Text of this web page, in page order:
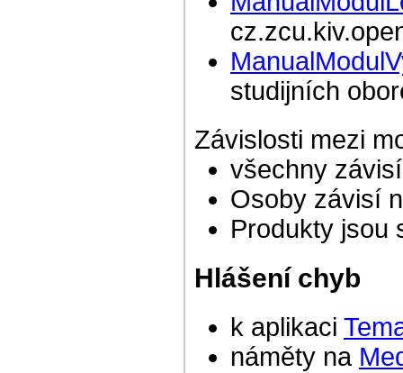
studijních
Závislosti mezi
všechny
Osoby závisí
Produkty jsou
Hlášení chyb
k aplikaci
náměty na